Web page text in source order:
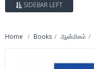
SIDEBAR LEFT
Home Books ஆன்மிகம்